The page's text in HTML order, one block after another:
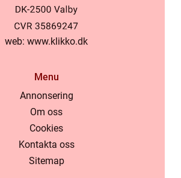
web: www.klikko.dk
Menu
Annonsering
Om oss
Cookies
Kontakta oss
Sitemap